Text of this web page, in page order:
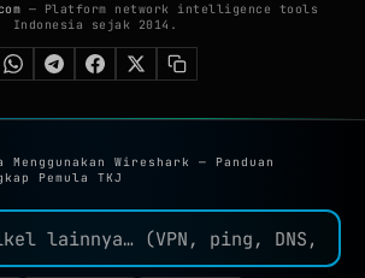
— Platform network intelligence tools
Indonesia sejak 2014.
Menggunakan Wireshark — Panduan
Pemula TKJ